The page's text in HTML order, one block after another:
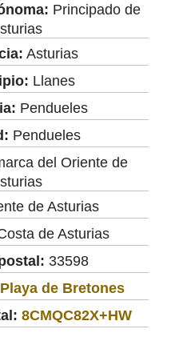
Principado de
Asturias
Llanes
Pendueles
Pendueles
del Oriente de
de Asturias
de Asturias
33598
Playa de Bretones
8CMQC82X+HW